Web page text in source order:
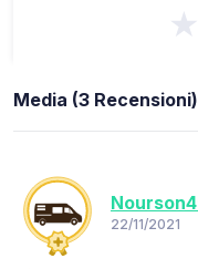
Media (3
22/11/2021